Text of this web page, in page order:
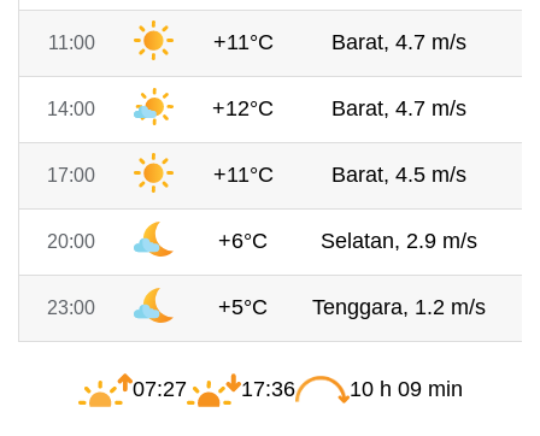
11:00 +11°C Barat, 4.7 m/s
14:00 +12°C Barat, 4.7 m/s
17:00 +11°C Barat, 4.5 m/s
20:00 +6°C Selatan, 2.9 m/s
23:00 +5°C Tenggara, 1.2 m/s
07:27 17:36 10 h 09 min